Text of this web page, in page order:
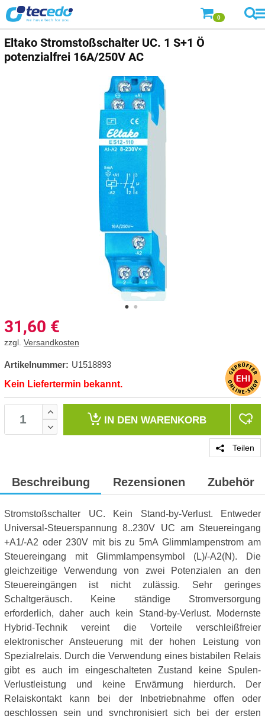
0
Eltako Stromstoßschalter UC. 1 S+1 Ö
potenzialfrei 16A/250V AC
31,60 €
zzgl. Versandkosten
Artikelnummer: U1518893
Kein Liefertermin bekannt.
IN DEN WARENKORB
Teilen
Beschreibung Rezensionen Zubehör
Stromstoßschalter UC. Kein Stand-by-Verlust. Entweder
Universal-Steuerspannung 8..230V UC am Steuereingang
+A1/-A2 oder 230V mit bis zu 5mA Glimmlampenstrom am
Steuereingang mit Glimmlampensymbol (L)/-A2(N). Die
gleichzeitige Verwendung von zwei Potenzialen an den
Steuereingängen ist nicht zulässig. Sehr geringes
Schaltgeräusch. Keine ständige Stromversorgung
erforderlich, daher auch kein Stand-by-Verlust. Modernste
Hybrid-Technik vereint die Vorteile verschleißfreier
elektronischer Ansteuerung mit der hohen Leistung von
Spezialrelais. Durch die Verwendung eines bistabilen Relais
gibt es auch im eingeschalteten Zustand keine Spulen-
Verlustleistung und keine Erwärmung hierdurch. Der
Relaiskontakt kann bei der Inbetriebnahme offen oder
geschlossen sein und synchronisiert sich bei der ersten